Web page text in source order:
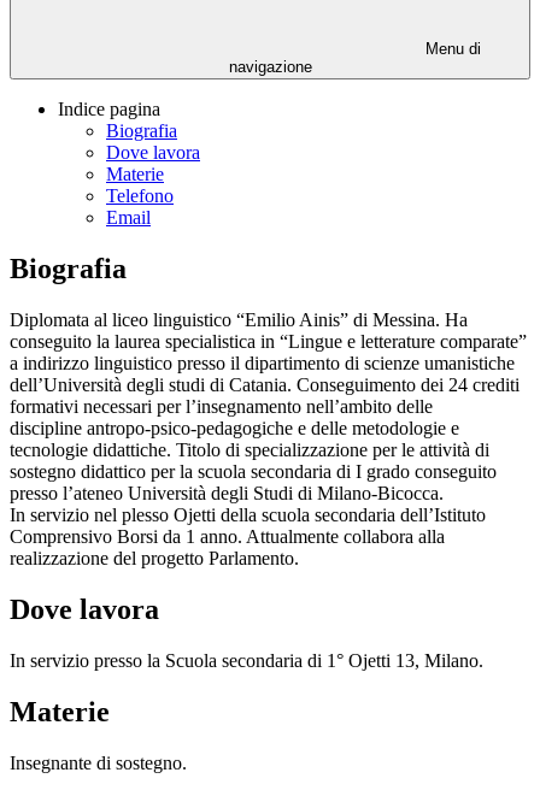
Menu di
navigazione
Indice pagina
Biografia
Dove lavora
Materie
Telefono
Email
Biografia
Diplomata al liceo linguistico “Emilio Ainis” di Messina. Ha
conseguito la laurea specialistica in “Lingue e letterature comparate”
a indirizzo linguistico presso il dipartimento di scienze umanistiche
dell’Università degli studi di Catania. Conseguimento dei 24 crediti
formativi necessari per l’insegnamento nell’ambito delle
discipline antropo-psico-pedagogiche e delle metodologie e
tecnologie didattiche. Titolo di specializzazione per le attività di
sostegno didattico per la scuola secondaria di I grado conseguito
presso l’ateneo Università degli Studi di Milano-Bicocca.
In servizio nel plesso Ojetti della scuola secondaria dell’Istituto
Comprensivo Borsi da 1 anno. Attualmente collabora alla
realizzazione del progetto Parlamento.
Dove lavora
In servizio presso la Scuola secondaria di 1° Ojetti 13, Milano.
Materie
Insegnante di sostegno.